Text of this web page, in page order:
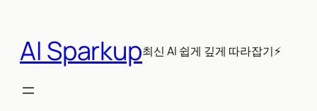
AI Sparkup최신 AI 쉽게 깊게 따라잡기⚡